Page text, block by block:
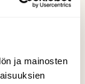
ja mainosten